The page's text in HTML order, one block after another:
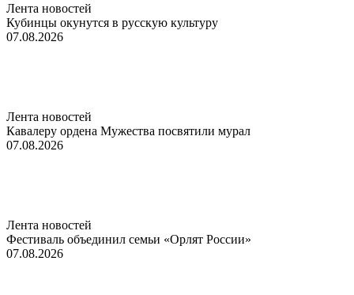
Лента новостей
Кубинцы окунутся в русскую культуру
07.08.2026
Лента новостей
Кавалеру ордена Мужества посвятили мурал
07.08.2026
Лента новостей
Фестиваль объединил семьи «Орлят России»
07.08.2026